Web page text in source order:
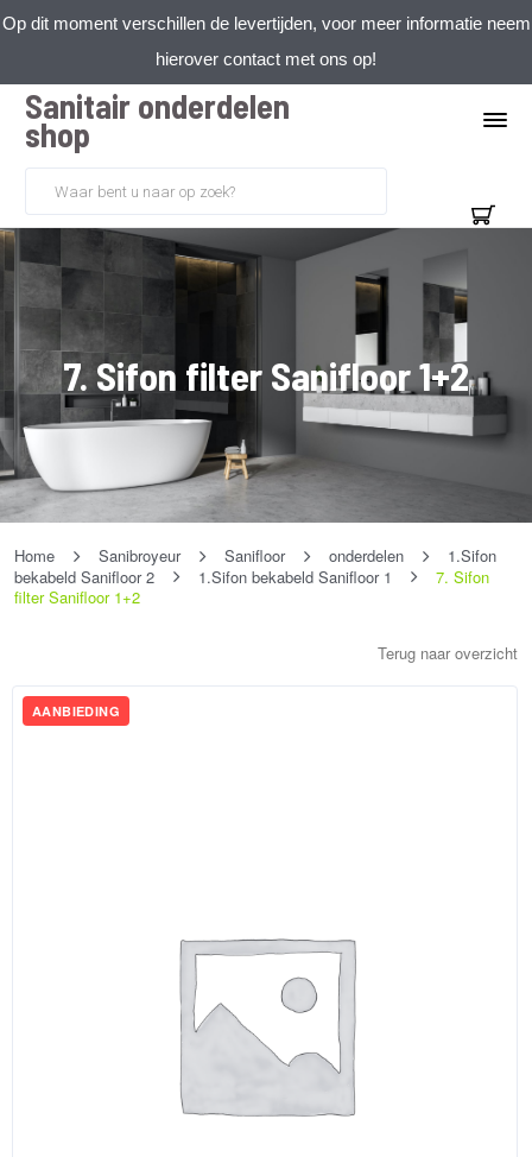
Op dit moment verschillen de levertijden, voor meer informatie neem
hierover contact met ons op!
Sanitair onderdelen
shop
7. Sifon filter Sanifloor 1+2
Home Sanibroyeur Sanifloor onderdelen
1.Sifon
bekabeld Sanifloor 2
1.Sifon bekabeld Sanifloor 1
7. Sifon
filter Sanifloor 1+2
Terug naar overzicht
AANBIEDING